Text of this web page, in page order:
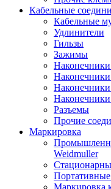
Кабельные
Кабельные
Удлинители
Гильзы
Зажимы
Разъемы
Прочие
Маркировка
Weidmuller
Маркировка